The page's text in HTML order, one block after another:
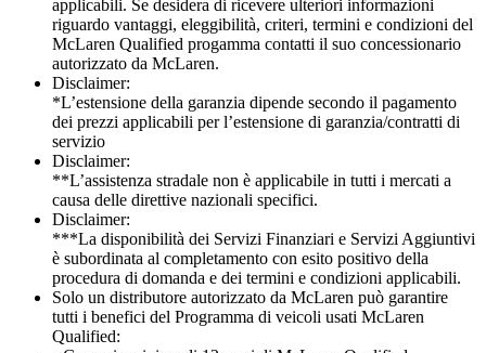
applicabili. Se desidera di ricevere ulteriori informazioni
riguardo vantaggi, eleggibilità, criteri, termini e condizioni del
McLaren Qualified progamma contatti il suo concessionario
autorizzato da McLaren.
Disclaimer:
*L’estensione della garanzia dipende secondo il pagamento
dei prezzi applicabili per l’estensione di garanzia/contratti di
servizio
Disclaimer:
**L’assistenza stradale non è applicabile in tutti i mercati a
causa delle direttive nazionali specifici.
Disclaimer:
***La disponibilità dei Servizi Finanziari e Servizi Aggiuntivi
è subordinata al completamento con esito positivo della
procedura di domanda e dei termini e condizioni applicabili.
Solo un distributore autorizzato da McLaren può garantire
tutti i benefici del Programma di veicoli usati McLaren
Qualified: